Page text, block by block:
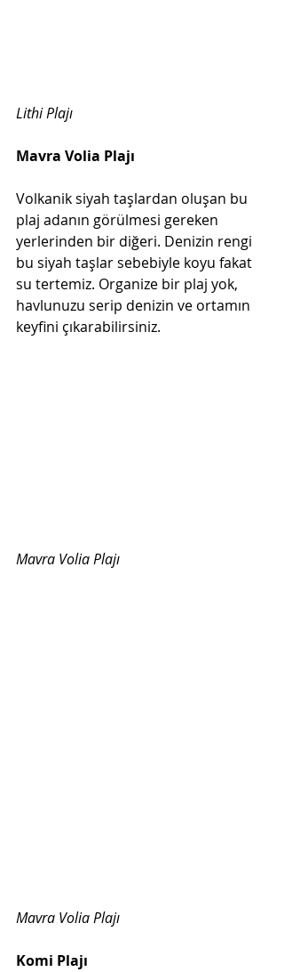
Lithi Plajı
Mavra Volia Plajı
Volkanik siyah taşlardan oluşan bu
plaj adanın görülmesi gereken
yerlerinden bir diğeri. Denizin rengi
bu siyah taşlar sebebiyle koyu fakat
su tertemiz. Organize bir plaj yok,
havlunuzu serip denizin ve ortamın
keyfini çıkarabilirsiniz.
Mavra Volia Plajı
Mavra Volia Plajı
Komi Plajı